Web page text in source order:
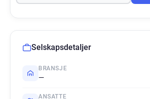
Selskapsdetaljer
BRANSJE
—
ANSATTE